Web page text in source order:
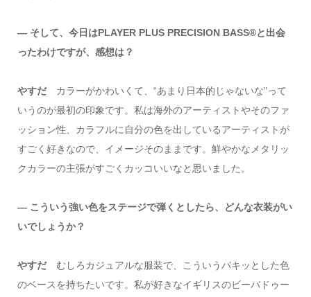
― そして、今日はPLAYER PLUS PRECISION BASS®と出会
ったわけですが、感想は？
やすだ カラーがかわいくて、“あまり日本的じゃないな”って
いうのが最初の印象です。私は海外のアーティストやそのファ
ッション性、カラフルに自分の色を出しているアーティストが
すごく好きなので、イメージそのままです。鮮やかなメタリッ
クカラーの主張がすごくカッコいいなと思いました。
― こういう強い色をステージで弾くとしたら、どんな衣装がい
いでしょうか？
やすだ むしろカジュアルな服装で、こういうパキッとした色
のベースを持ちたいです。私が好きなイギリスのビーバドゥー